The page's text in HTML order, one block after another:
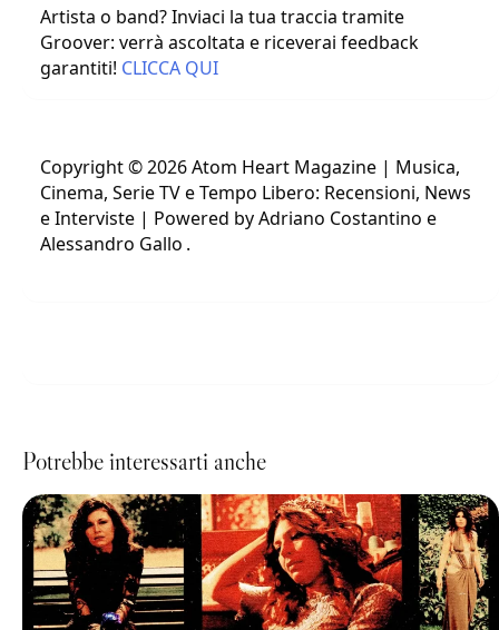
Artista o band? Inviaci la tua traccia tramite
Groover: verrà ascoltata e riceverai feedback
garantiti! CLICCA QUI
Copyright © 2026 Atom Heart Magazine | Musica,
Cinema, Serie TV e Tempo Libero: Recensioni, News
e Interviste | Powered by Adriano Costantino e
Alessandro Gallo .
Potrebbe interessarti anche